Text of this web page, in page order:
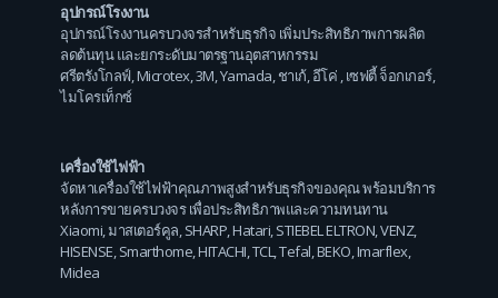
อุปกรณ์โรงงาน
อุปกรณ์โรงงานครบวงจรสำหรับธุรกิจ เพิ่มประสิทธิภาพการผลิต
ลดต้นทุน และยกระดับมาตรฐานอุตสาหกรรม
ศรีตรังโกลฟ์, Microtex 3M Yamada ชาเก้, อีโค่ เซฟตี้ จ็อกเกอร์,
ไมโครเท็กซ์
เครื่องใช้ไฟฟ้า
จัดหาเครื่องใช้ไฟฟ้าคุณภาพสูงสำหรับธุรกิจของคุณ พร้อมบริการ
หลังการขายครบวงจร เพื่อประสิทธิภาพและความทนทาน
Xiaomi,มาสเตอร์คูล,SHARP,Hatari,STIEBEL ELTRON,VENZ,
HISENSE,Smarthome,HITACHI,TCL,Tefal,BEKO,Imarflex,
Midea